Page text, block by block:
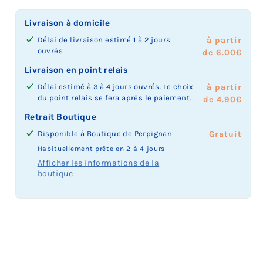
Livraison à domicile
Délai de livraison estimé 1 à 2 jours
ouvrés
à partir
de 6.00€
Livraison en point relais
Délai estimé à 3 à 4 jours ouvrés. Le choix
du point relais se fera après le paiement.
à partir
de 4.90€
Retrait Boutique
Disponible à Boutique de Perpignan
Habituellement prête en 2 à 4 jours
Afficher les informations de la
boutique
Prix
Gratuit